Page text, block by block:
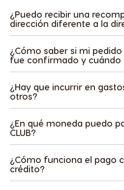
¿Puedo recibir una
dirección diferente a la
¿Cómo saber si mi
fue confirmado y cuándo
¿Hay que incurrir en
otros?
¿En qué moneda puedo
CLUB?
¿Cómo funciona el pago
crédito?